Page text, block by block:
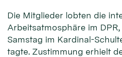
Die Mitglieder lobten die
Arbeitsatmosphäre im
Samstag im Kardinal-
tagte. Zustimmung erhielt